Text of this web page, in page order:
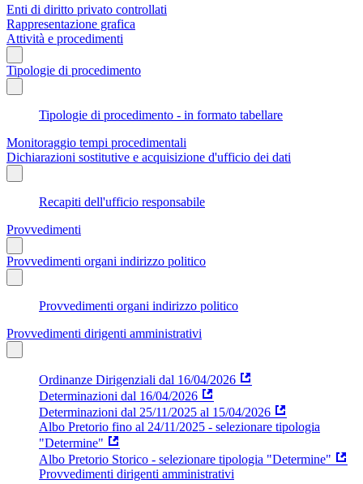
Enti di diritto privato controllati
Rappresentazione grafica
Attività e procedimenti
Tipologie di procedimento
Tipologie di procedimento - in formato tabellare
Monitoraggio tempi procedimentali
Dichiarazioni sostitutive e acquisizione d'ufficio dei dati
Recapiti dell'ufficio responsabile
Provvedimenti
Provvedimenti organi indirizzo politico
Provvedimenti organi indirizzo politico
Provvedimenti dirigenti amministrativi
Ordinanze Dirigenziali dal 16/04/2026
Determinazioni dal 16/04/2026
Determinazioni dal 25/11/2025 al 15/04/2026
Albo Pretorio fino al 24/11/2025 - selezionare tipologia
"Determine"
Albo Pretorio Storico - selezionare tipologia "Determine"
Provvedimenti dirigenti amministrativi